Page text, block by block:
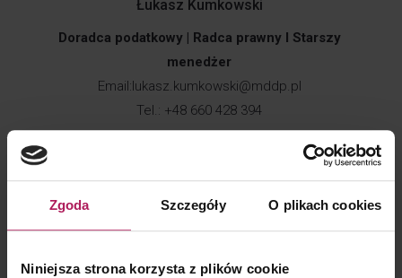
Zgoda Szczegóły O plikach cookies
Niniejsza strona korzysta z plików cookie
Łukasz Kumkowski
Doradca podatkowy | Radca prawny I Starszy
menedżer
Email:lukasz.kumkowski@mddp.pl
Tel.: +48 660 428 394
Doradztwo w zakresie GloBE
Polskie przepisy dotyczące globalnego podatku
wieloaspektowych przygotowań do ich poprawnego